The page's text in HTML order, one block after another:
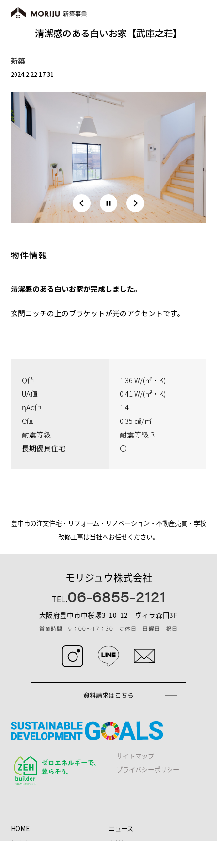
清潔感のある白いお家【武庫之荘】
新築
2024.2.22 17:31
物件情報
清潔感のある白いお家が完成しました。
玄関ニッチの上のブラケットが光のアクセントです。
Q値
1.36 W/(㎡・K)
UA値
0.41 W/(㎡・K)
ηAc値
1.4
C値
0.35 ㎠/㎡
耐震等級
耐震等級３
長期優良住宅
〇
豊中市の注文住宅・リフォーム・リノベーション・不動産売買・学校
改修工事は当社へお任せください。
モリジュウ株式会社
TEL.06-6855-2121
大阪府豊中市中桜塚3-10-12 ヴィラ森田3F
営業時間：9：00～17：30 定休日：日曜日・祝日
資料請求はこちら
サイトマップ
プライバシーポリシー
HOME
ニュース